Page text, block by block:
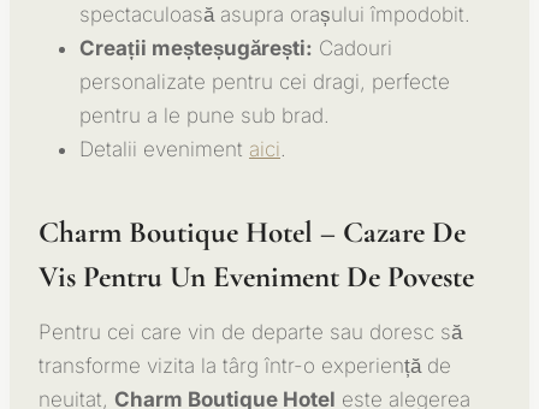
spectaculoasă asupra orașului împodobit.
Creații meșteșugărești: Cadouri
personalizate pentru cei dragi, perfecte
pentru a le pune sub brad.
Detalii eveniment aici
Charm Boutique Hotel – Cazare De
Vis Pentru Un Eveniment De Poveste
Pentru cei care vin de departe sau doresc să
transforme vizita la târg într-o experiență de
neuitat, Charm Boutique Hotel este alegerea